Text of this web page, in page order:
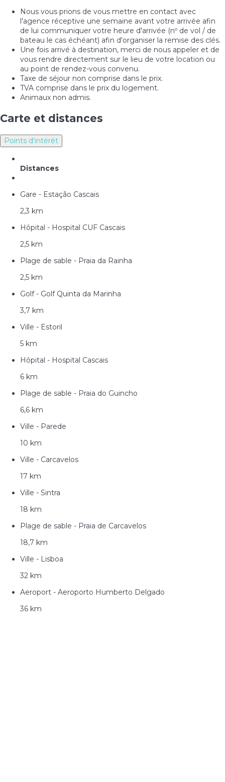
Nous vous prions de vous mettre en contact avec
l'agence réceptive une semaine avant votre arrivée afin
de lui communiquer votre heure d'arrivée (nº de vol / de
bateau le cas échéant) afin d'organiser la remise des clés.
Une fois arrivé à destination, merci de nous appeler et de
vous rendre directement sur le lieu de votre location ou
au point de rendez-vous convenu.
Taxe de séjour non comprise dans le prix.
TVA comprise dans le prix du logement.
Animaux non admis.
Carte et distances
Points d'intérêt
Distances
Gare - Estação Cascais
2,3 km
Hôpital - Hospital CUF Cascais
2,5 km
Plage de sable - Praia da Rainha
2,5 km
Golf - Golf Quinta da Marinha
3,7 km
Ville - Estoril
5 km
Hôpital - Hospital Cascais
6 km
Plage de sable - Praia do Guincho
6,6 km
Ville - Parede
10 km
Ville - Carcavelos
17 km
Ville - Sintra
18 km
Plage de sable - Praia de Carcavelos
18,7 km
Ville - Lisboa
32 km
Aeroport - Aeroporto Humberto Delgado
36 km